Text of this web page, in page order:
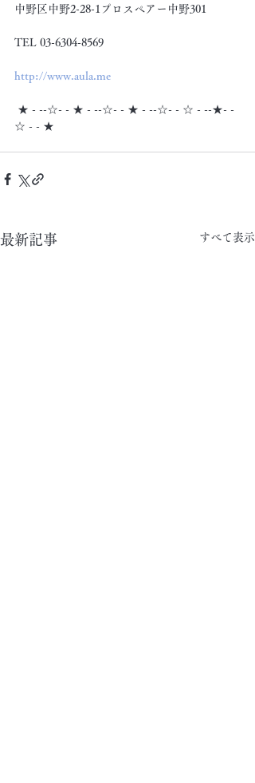
中野区中野2-28-1プロスペアー中野301
TEL 03-6304-8569
http://www.aula.me
★ - --☆- - ★ - --☆- - ★ - --☆- - ☆ - --★- -
☆ - - ★
最新記事 すべて表示